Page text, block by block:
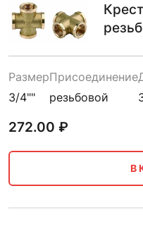
Размер
3/4""
Присоединение
резьбовой
272.00 ₽
В